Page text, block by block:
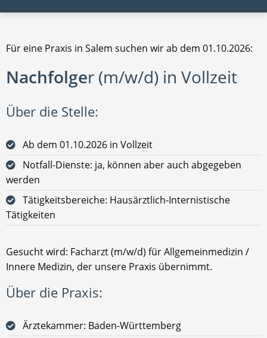
Für eine Praxis in Salem suchen wir ab dem 01.10.2026:
Nachfolger (m/w/d) in Vollzeit
Über die Stelle:
Ab dem 01.10.2026 in Vollzeit
Notfall-Dienste: ja, können aber auch abgegeben
werden
Tätigkeitsbereiche: Hausärztlich-Internistische
Tätigkeiten
Gesucht wird: Facharzt (m/w/d) für Allgemeinmedizin /
Innere Medizin, der unsere Praxis übernimmt.
Über die Praxis:
Ärztekammer: Baden-Württemberg